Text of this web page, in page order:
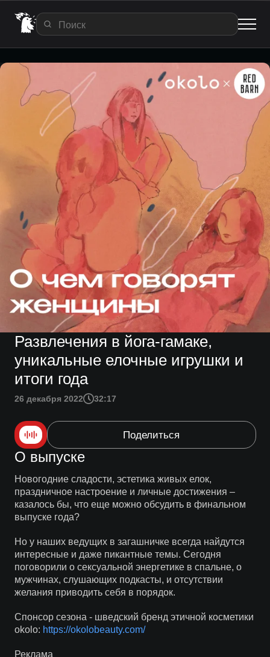
Развлечения в йога-гамаке,
уникальные елочные игрушки и
итоги года
26 декабря 2022 32:17
Поделиться
О выпуске
Новогодние сладости, эстетика живых елок,
праздничное настроение и личные достижения –
казалось бы, что еще можно обсудить в финальном
выпуске года?
Но у наших ведущих в загашничке всегда найдутся
интересные и даже пикантные темы. Сегодня
поговорили о сексуальной энергетике в спальне, о
мужчинах, слушающих подкасты, и отсутствии
желания приводить себя в порядок.
Спонсор сезона - шведский бренд этичной косметики
okolo: https://okolobeauty.com/
Реклама